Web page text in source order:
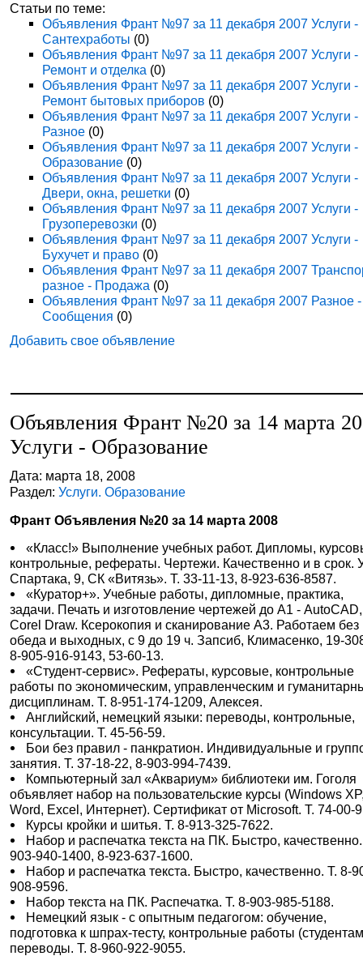
Статьи по теме:
Объявления Франт №97 за 11 декабря 2007 Услуги -
Сантехработы (0)
Объявления Франт №97 за 11 декабря 2007 Услуги -
Ремонт и отделка (0)
Объявления Франт №97 за 11 декабря 2007 Услуги -
Ремонт бытовых приборов (0)
Объявления Франт №97 за 11 декабря 2007 Услуги -
Разное (0)
Объявления Франт №97 за 11 декабря 2007 Услуги -
Образование (0)
Объявления Франт №97 за 11 декабря 2007 Услуги -
Двери, окна, решетки (0)
Объявления Франт №97 за 11 декабря 2007 Услуги -
Грузоперевозки (0)
Объявления Франт №97 за 11 декабря 2007 Услуги -
Бухучет и право (0)
Объявления Франт №97 за 11 декабря 2007
разное - Продажа (0)
Объявления Франт №97 за 11 декабря 2007 Разное -
Сообщения (0)
Добавить свое объявление
Объявления Франт №20 за 14 марта
Услуги - Образование
Дата: марта 18, 2008
Раздел:Услуги. Образование
Франт Объявления №20 за 14 марта 2008
«Класс!» Выполнение учебных работ. Дипломы,
контрольные, рефераты. Чертежи. Качественно и в срок.
Спартака, 9, СК «Витязь». Т. 33-11-13, 8-923-636-8587.
«Куратор+». Учебные работы, дипломные, практика,
задачи. Печать и изготовление чертежей до А1 - AutoCAD,
Corel Draw. Ксерокопия и сканирование А3. Работаем без
обеда и выходных, с 9 до 19 ч. Запсиб, Климасенко, 19-
8-905-916-9143, 53-60-13.
«Студент-сервис». Рефераты, курсовые, контрольные
работы по экономическим, управленческим и
дисциплинам. Т. 8-951-174-1209, Алексея.
Английский, немецкий языки: переводы, контрольные,
консультации. Т. 45-56-59.
Бои без правил - панкратион. Индивидуальные и
занятия. Т. 37-18-22, 8-903-994-7439.
Компьютерный зал «Аквариум» библиотеки им. Гоголя
объявляет набор на пользовательские курсы (Windows
Word, Excel, Интернет). Сертификат от Microsoft. Т. 74-00-
Курсы кройки и шитья. Т. 8-913-325-7622.
Набор и распечатка текста на ПК. Быстро,
903-940-1400, 8-923-637-1600.
Набор и распечатка текста. Быстро, качественно. Т. 8-
908-9596.
Набор текста на ПК. Распечатка. Т. 8-903-985-5188.
Немецкий язык - с опытным педагогом: обучение,
подготовка к шпрах-тесту, контрольные работы
переводы. Т. 8-960-922-9055.